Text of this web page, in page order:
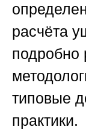
расчёта
подробно
типовые
практики.